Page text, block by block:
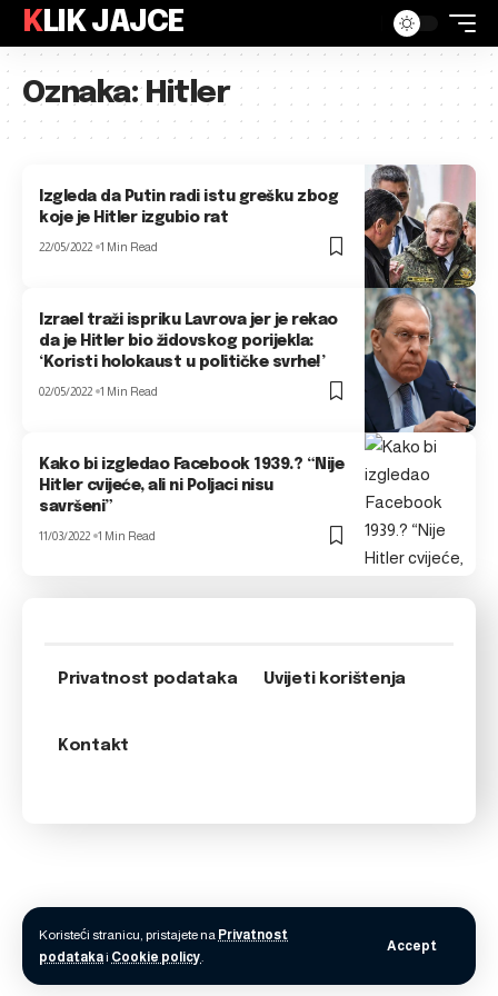
Koristeći stranicu, pristajete na Privatnost
podatakai Cookie policy.
Accept
KLIK JAJCE
Oznaka:Hitler
Izgleda da Putin radi istu grešku zbog
koje je Hitler izgubio rat
22/05/2022 1 Min Read
Izrael traži ispriku Lavrova jer je rekao
da je Hitler bio židovskog porijekla:
‘Koristi holokaust u političke svrhe!’
02/05/2022 1 Min Read
Kako bi izgledao Facebook 1939.? “Nije
Hitler cvijeće, ali ni Poljaci nisu
savršeni”
11/03/2022 1 Min Read
Privatnost podataka Uvijeti korištenja
Kontakt